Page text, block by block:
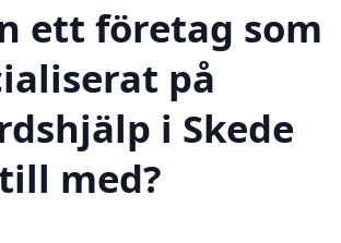
ett företag som
på
i Skede
med?